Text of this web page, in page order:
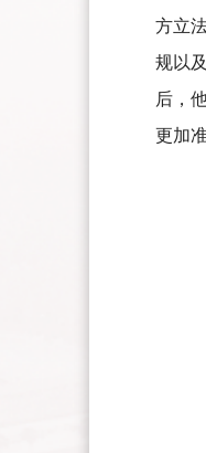
方立
规以
后，
更加